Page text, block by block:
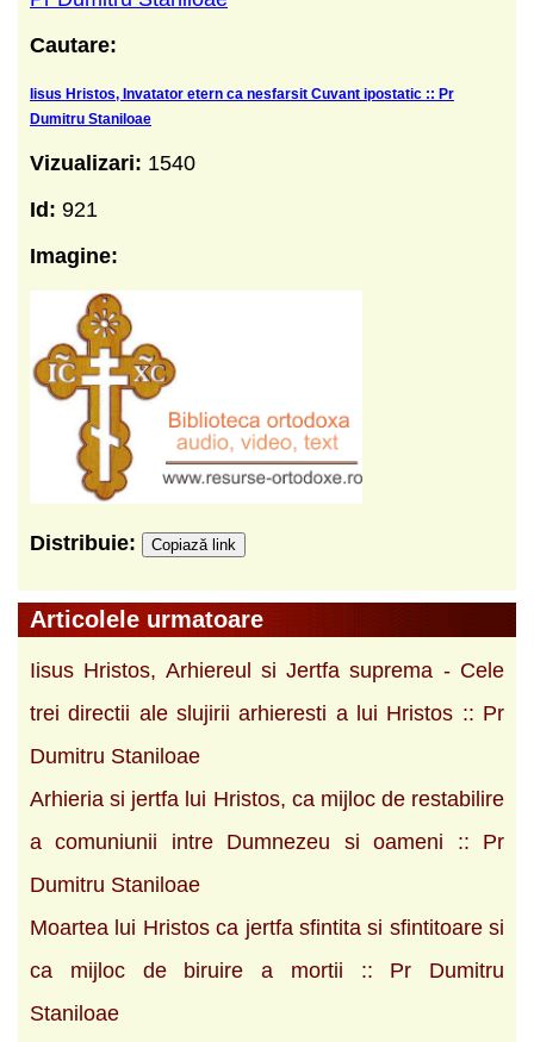
Cautare:
Iisus Hristos, Invatator etern ca nesfarsit Cuvant ipostatic :: Pr
Dumitru Staniloae
Vizualizari: 1540
Id: 921
Imagine:
Distribuie: Copiază link
Articolele urmatoare
Iisus Hristos, Arhiereul si Jertfa suprema - Cele
trei directii ale slujirii arhieresti a lui Hristos :: Pr
Dumitru Staniloae
Arhieria si jertfa lui Hristos, ca mijloc de restabilire
a comuniunii intre Dumnezeu si oameni :: Pr
Dumitru Staniloae
Moartea lui Hristos ca jertfa sfintita si sfintitoare si
ca mijloc de biruire a mortii :: Pr Dumitru
Staniloae